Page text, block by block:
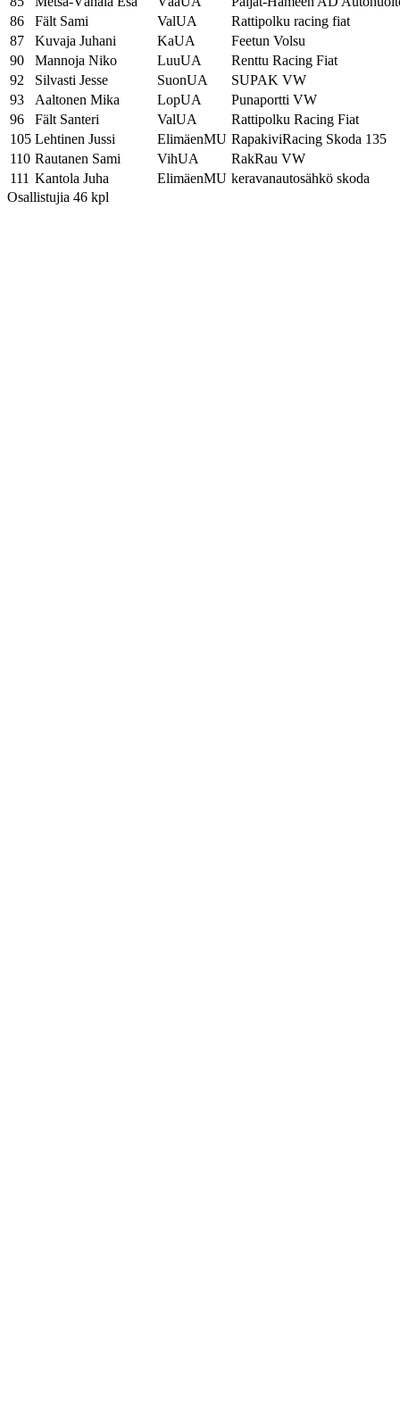
86
Fält Sami ValUA
Rattipolku racing fiat
87
Kuvaja Juhani KaUA
Feetun Volsu
90
Mannoja Niko LuuUA
Renttu Racing Fiat
92
Silvasti Jesse SuonUA
SUPAK VW
93
Aaltonen Mika LopUA
Punaportti VW
96
Fält Santeri ValUA
Rattipolku Racing Fiat
105 Lehtinen Jussi ElimäenMU RapakiviRacing Skoda 135
110 Rautanen Sami VihUA
RakRau VW
111 Kantola Juha ElimäenMU keravanautosähkö skoda
Osallistujia 46 kpl